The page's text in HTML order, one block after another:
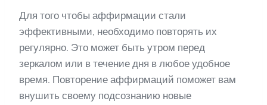
Для того чтобы аффирмации стали
эффективными, необходимо повторять их
регулярно. Это может быть утром перед
зеркалом или в течение дня в любое удобное
время. Повторение аффирмаций поможет вам
внушить своему подсознанию новые